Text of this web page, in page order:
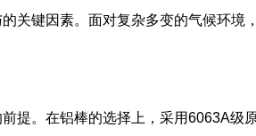
关键因素。面对复杂多变的气候环境
提。在铝棒的选择上，采用6063A